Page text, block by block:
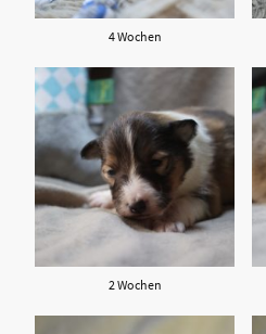
4 Wochen
2 Wochen